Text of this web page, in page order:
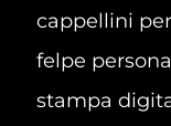
cappellini
felpe
stampa